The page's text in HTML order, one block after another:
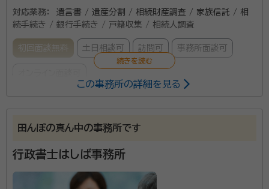
対応業務：
遺言書 / 遺産分割 / 相続財産調査 / 家族信託 / 相
続手続き / 銀行手続き / 戸籍収集 / 相続人調査
初回面談無料 土日相談可 訪問可 事務所面談可
大井 研也（おおい けんや）
行政書士・宅地建物取引士、民事信託
この事務所の詳細を見る
田んぼの真ん中の事務所です
行政書士はしば事務所